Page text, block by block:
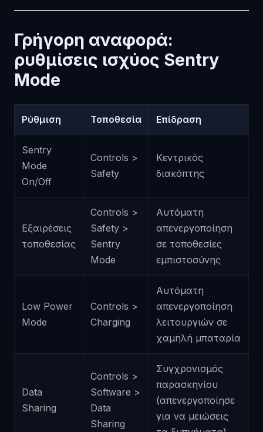
Γρήγορη αναφορά:
ρυθμίσεις ισχύος Sentry
Mode
Ρύθμιση Τοποθεσία Επίδραση
Sentry
Mode
On/Off
Controls >
Safety
Κεντρικός
διακόπτης
Εξαιρέσεις
τοποθεσίας
Controls >
Safety >
Sentry
Mode
Αυτόματη
απενεργοποίηση
σε τοποθεσίες
εμπιστοσύνης
Low Power
Mode
Controls >
Charging
Αυτόματη
απενεργοποίηση
λειτουργιών σε
χαμηλή μπαταρία
Data
Sharing
Controls >
Software >
Data
Sharing
Συγχρονισμός
παρασκηνίου
(απενεργοποίησε
για να μειώσεις